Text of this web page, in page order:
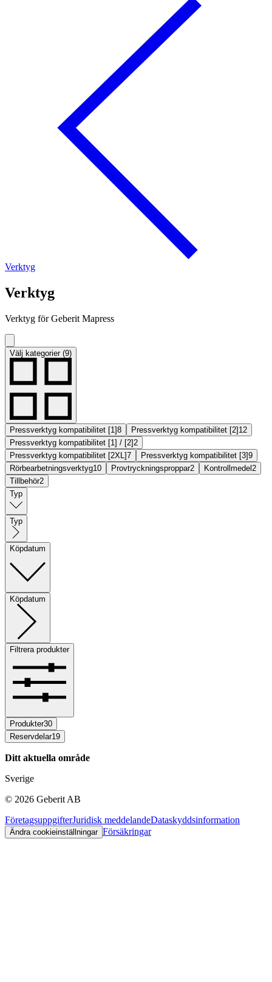
Verktyg
Verktyg
Verktyg för Geberit Mapress
Välj kategorier (9)
Pressverktyg kompatibilitet [1]8 Pressverktyg kompatibilitet [2] 12
Pressverktyg kompatibilitet [1] / [2] 2
Pressverktyg kompatibilitet [2XL]7 Pressverktyg kompatibilitet [3]9
Rörbearbetningsverktyg10 Provtryckningsproppar2 Kontrollmedel 2
Tillbehör2
Typ
Typ
Köpdatum
Köpdatum
Filtrera produkter
Produkter30
Reservdelar19
Ditt aktuella område
Sverige
© 2026 Geberit AB
FöretagsuppgifterJuridisk meddelandeDataskyddsinformation
Ändra cookieinställningar Försäkringar